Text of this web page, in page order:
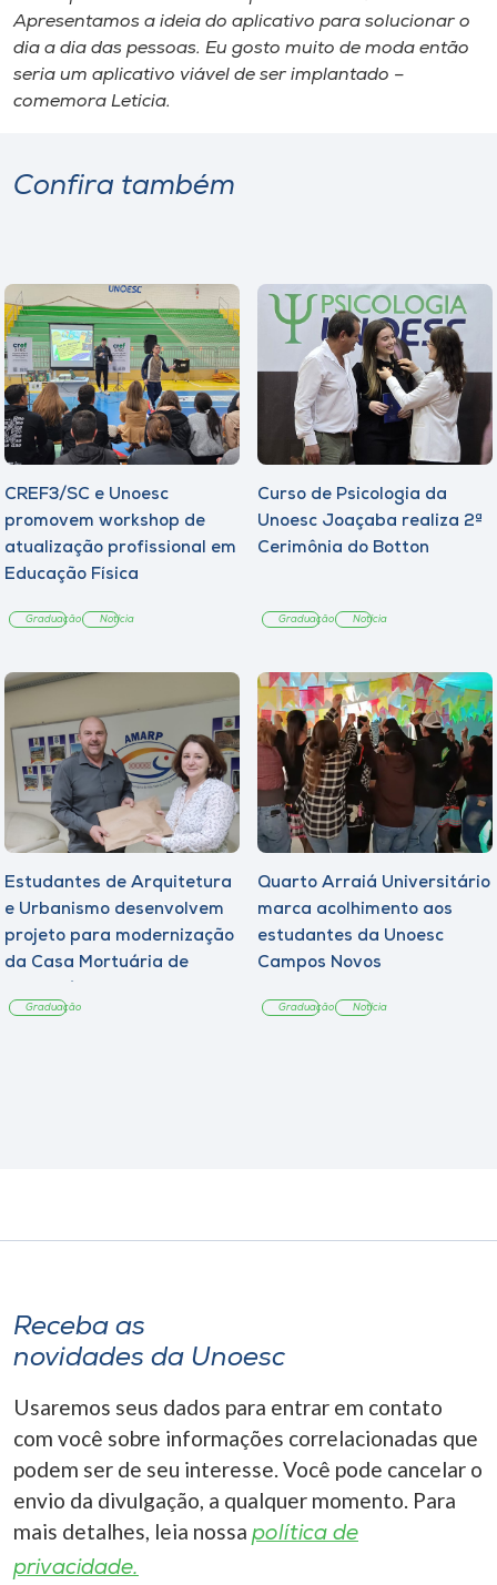
Apresentamos a ideia do aplicativo para solucionar o
dia a dia das pessoas. Eu gosto muito de moda então
seria um aplicativo viável de ser implantado –
comemora Leticia.
Confira também
CREF3/SC e Unoesc
promovem workshop de
atualização profissional em
Educação Física
Graduação Notícia
Curso de Psicologia da
Unoesc Joaçaba realiza 2ª
Cerimônia do Botton
Graduação Notícia
Estudantes de Arquitetura
e Urbanismo desenvolvem
projeto para modernização
da Casa Mortuária de
Graduação
Quarto Arraiá Universitário
marca acolhimento aos
estudantes da Unoesc
Campos Novos
Graduação Notícia
Receba as
novidades da Unoesc
Usaremos seus dados para entrar em contato
com você sobre informações correlacionadas que
podem ser de seu interesse. Você pode cancelar o
envio da divulgação, a qualquer momento. Para
mais detalhes, leia nossa política de
privacidade.